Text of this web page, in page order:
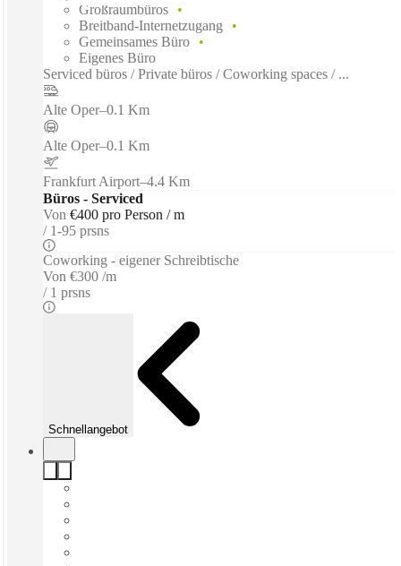
Großraumbüros
Breitband-Internetzugang
Gemeinsames Büro
Eigenes Büro
Serviced büros / Private büros / Coworking spaces / ...
Alte Oper–0.1 Km
Alte Oper–0.1 Km
Frankfurt Airport–4.4 Km
Büros - Serviced
Von €400 pro Person / m
1-95 prsns
Coworking - eigener Schreibtische
Von €300 /m
1 prsns
Schnellangebot